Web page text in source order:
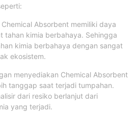
Chemical Absorbent memiliki daya
tahan kimia berbahaya. Sehingga
kimia berbahaya dengan sangat
ekosistem.
menyediakan Chemical Absorbent
tanggap saat terjadi tumpahan.
dari resiko berlanjut dari
yang terjadi.